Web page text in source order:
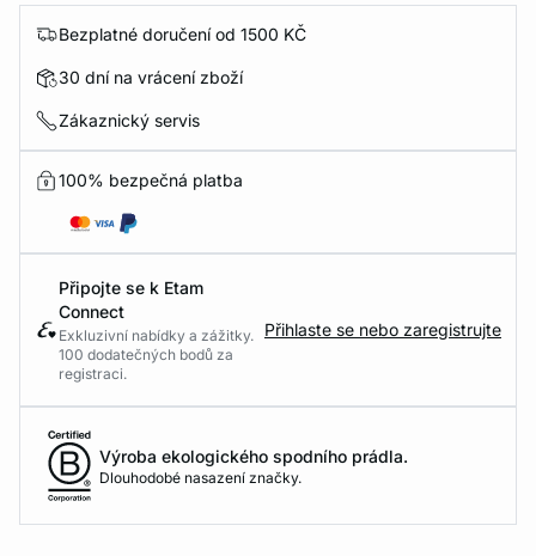
Bezplatné doručení od 1500 KČ
30 dní na vrácení zboží
Zákaznický servis
100% bezpečná platba
Připojte se k Etam
Connect
Exkluzivní nabídky a zážitky.
100 dodatečných bodů za
registraci.
Přihlaste se nebo zaregistrujte
Výroba ekologického spodního prádla.
Dlouhodobé nasazení značky.